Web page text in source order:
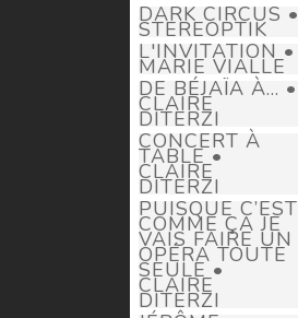
DARK CIRCUS •
STEREOPTIK
L'INVITATION •
MARIE VIALLE
DE BÉJAÏA À... •
CLAIRE
DITERZI
CONCERT À
TABLE •
CLAIRE
DITERZI
PUISQUE C’EST
COMME ÇA JE
VAIS FAIRE UN
OPÉRA TOUTE
SEULE •
CLAIRE
DITERZI